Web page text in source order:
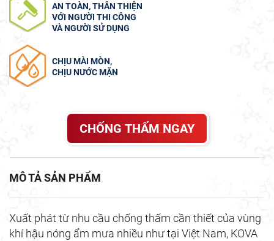
AN TOÀN, THÂN THIỆN
VỚI NGƯỜI THI CÔNG
VÀ NGƯỜI SỬ DỤNG
CHỊU MÀI MÒN,
CHỊU NƯỚC MẶN
CHỐNG THẤM NGAY
MÔ TẢ SẢN PHẨM
Xuất phát từ nhu cầu chống thấm cần thiết của vùng
khí hậu nóng ẩm mưa nhiều như tại Việt Nam, KOVA